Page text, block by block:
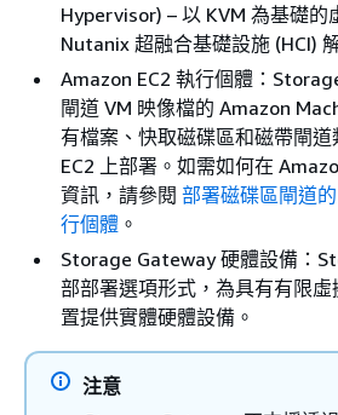
Hypervisor) – 以 KVM 為基礎的
Nutanix 超融合基礎設施 (HCI)
Amazon EC2 執行個體：
閘道 VM 映像檔的 Amazon
有檔案、快取磁碟區和磁帶閘
EC2 上部署。如需如何在
資訊，請參閱 部署磁碟區閘道
行個體 。
Storage Gateway 硬體設備：
部部署選項形式，為具有有限
置提供實體硬體設備。
注意